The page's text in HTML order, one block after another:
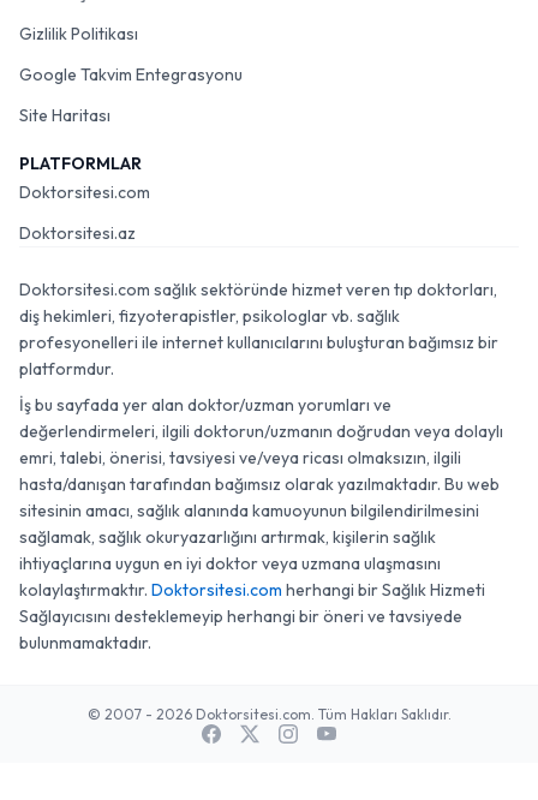
Bize Ulaşın
Gizlilik Politikası
Google Takvim Entegrasyonu
Site Haritası
PLATFORMLAR
Doktorsitesi.com
Doktorsitesi.az
Doktorsitesi.com sağlık sektöründe hizmet veren tıp doktorları,
diş hekimleri, fizyoterapistler, psikologlar vb. sağlık
profesyonelleri ile internet kullanıcılarını buluşturan bağımsız bir
platformdur.
İş bu sayfada yer alan doktor/uzman yorumları ve
değerlendirmeleri, ilgili doktorun/uzmanın doğrudan veya dolaylı
emri, talebi, önerisi, tavsiyesi ve/veya ricası olmaksızın, ilgili
hasta/danışan tarafından bağımsız olarak yazılmaktadır. Bu web
sitesinin amacı, sağlık alanında kamuoyunun bilgilendirilmesini
sağlamak, sağlık okuryazarlığını artırmak, kişilerin sağlık
ihtiyaçlarına uygun en iyi doktor veya uzmana ulaşmasını
kolaylaştırmaktır. Doktorsitesi.com herhangi bir Sağlık Hizmeti
Sağlayıcısını desteklemeyip herhangi bir öneri ve tavsiyede
bulunmamaktadır.
© 2007 - 2026 Doktorsitesi.com. Tüm Hakları Saklıdır.